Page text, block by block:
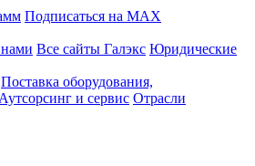
Подписаться на MAX
нами Все сайты Галэкс Юридические
Поставка оборудования,
Аутсорсинг и сервис Отрасли